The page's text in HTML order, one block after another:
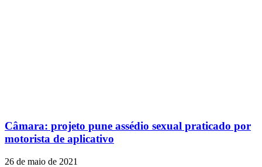
Câmara: projeto pune assédio sexual praticado por
motorista de aplicativo
26 de maio de 2021